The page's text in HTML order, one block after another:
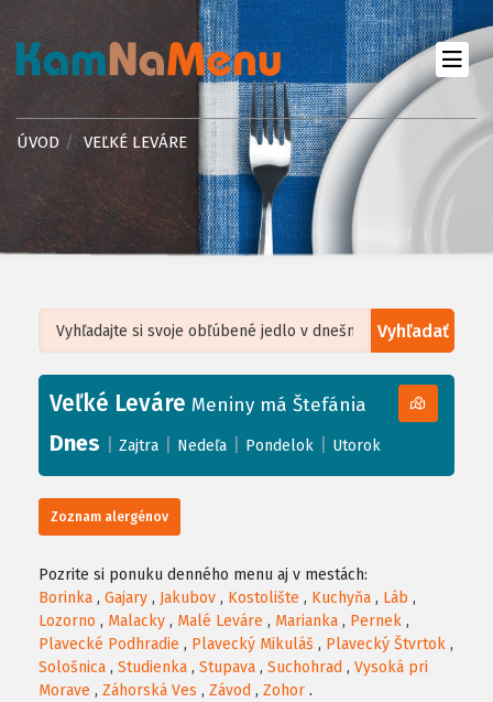
ÚVOD VEĽKÉ LEVÁRE
Vyhľadať
+
−
Leaflet| ©OpenStreetMap, Tiles courtesy ofHumanitarian OpenStreetMap
Veľké Leváre Meniny má Štefánia
Dnes Zajtra Nedeľa Pondelok Utorok
Zoznam alergénov
Pozrite si ponuku denného menu aj v mestách:
Borinka , Gajary , Jakubov , Kostolište , Kuchyňa , Láb ,
Lozorno , Malacky , Malé Leváre , Marianka , Pernek ,
Plavecké Podhradie , Plavecký Mikuláš , Plavecký Štvrtok ,
Sološnica , Studienka , Stupava , Suchohrad , Vysoká pri
Morave , Záhorská Ves , Závod , Zohor .